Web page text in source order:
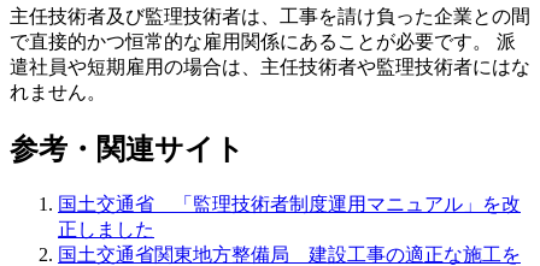
主任技術者及び監理技術者は、工事を請け負った企業との間
で直接的かつ恒常的な雇用関係にあることが必要です。 派
遣社員や短期雇用の場合は、主任技術者や監理技術者にはな
れません。
参考・関連サイト
国土交通省 「監理技術者制度運用マニュアル」を改
正しました
国土交通省関東地方整備局 建設工事の適正な施工を